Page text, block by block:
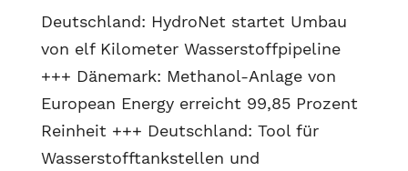
Deutschland: HydroNet startet Umbau
von elf Kilometer Wasserstoffpipeline
+++ Dänemark: Methanol-Anlage von
European Energy erreicht 99,85 Prozent
Reinheit +++ Deutschland: Tool für
Wasserstofftankstellen und